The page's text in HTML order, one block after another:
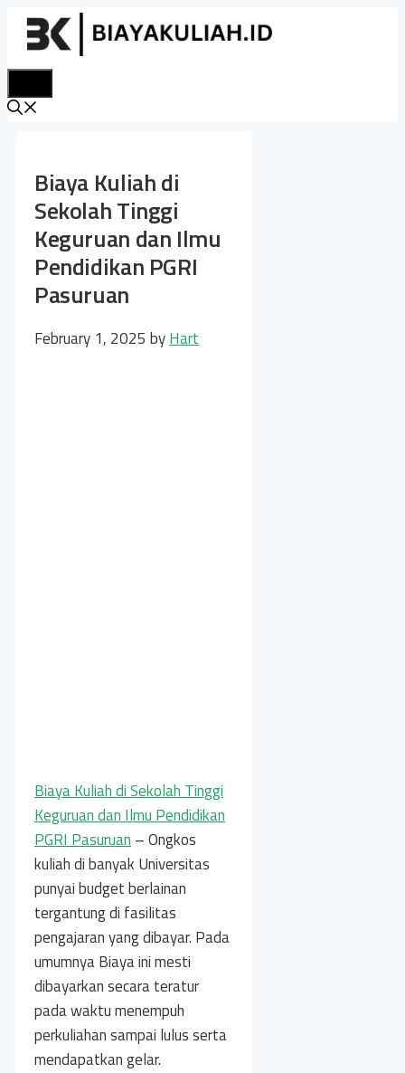
Skip
content
Biaya Kuliah di
Sekolah Tinggi
Keguruan dan Ilmu
Pendidikan PGRI
Pasuruan
February 1, 2025 byHart
Biaya Kuliah di Sekolah Tinggi
Keguruan dan Ilmu Pendidikan
PGRI Pasuruan– Ongkos
kuliah di banyak Universitas
punyai budget berlainan
tergantung di fasilitas
pengajaran yang dibayar. Pada
umumnya Biaya ini mesti
dibayarkan secara teratur
pada waktu menempuh
perkuliahan sampai lulus serta
mendapatkan gelar.